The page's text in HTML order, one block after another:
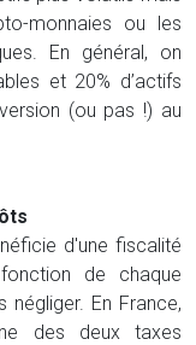
monnaies ou les
En général, on
et 20% d’actifs
(ou pas !) au
d'une fiscalité
de chaque
négliger. En France,
des deux taxes